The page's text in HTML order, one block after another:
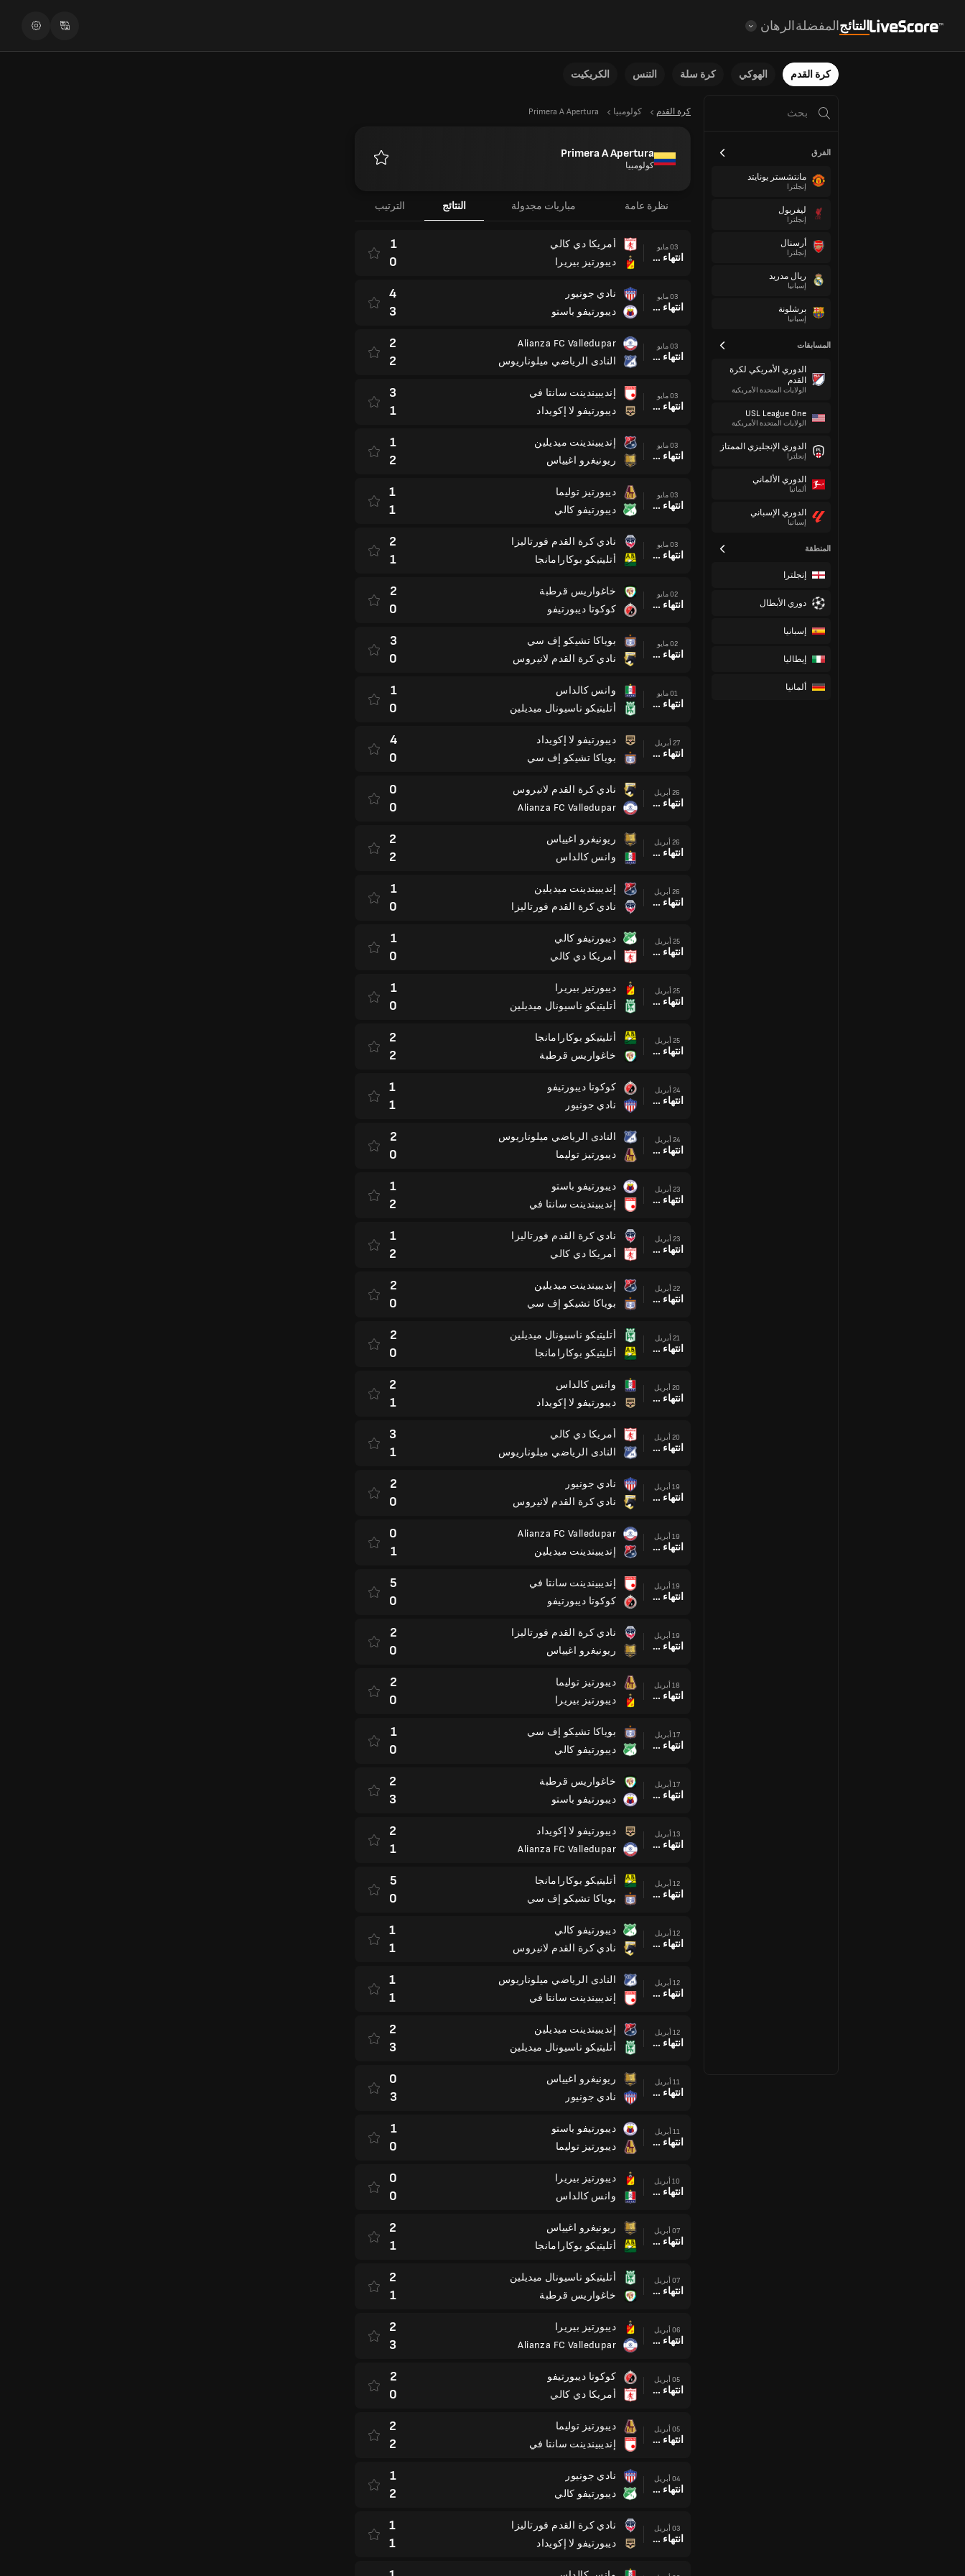
النتائجالمفضلةالرهان
كرة القدم الهوكي كرة سلة التنس الكريكيت
الفرق
مانتشستر يونايتد
إنجلترا
ليفربول
إنجلترا
أرسنال
إنجلترا
ريال مدريد
إسبانيا
برشلونة
إسبانيا
المسابقات
الدوري الأمريكي لكرة
القدم
الولايات المتحدة الأمريكية
USL League One
الولايات المتحدة الأمريكية
الدوري الإنجليزي الممتاز
إنجلترا
الدوري الألماني
ألمانيا
الدوري الإسباني
إسبانيا
المنطقة
إنجلترا
دوري الأبطال
إسبانيا
إيطاليا
ألمانيا
كرة القدم كولومبيا Primera A Apertura
Primera A Apertura
كولومبيا
نظرة عامة مباريات مجدولة النتائج الترتيب
03 مايو
انتهاء وقت المباراة
أمريكا دي كالي
ديبورتيز بيريرا
1
0
03 مايو
انتهاء وقت المباراة
نادي جونيور
ديبورتيفو باستو
4
3
03 مايو
انتهاء وقت المباراة
Alianza FC Valledupar
النادى الرياضي ميلوناريوس
2
2
03 مايو
انتهاء وقت المباراة
إنديبيندينت سانتا في
ديبورتيفو لا إكويداد
3
1
03 مايو
انتهاء وقت المباراة
إنديبيندينت ميديلين
ريونيغرو اغيياس
1
2
03 مايو
انتهاء وقت المباراة
ديبورتيز توليما
ديبورتيفو كالي
1
1
03 مايو
انتهاء وقت المباراة
نادي كرة القدم فورتاليزا
أتليتيكو بوكارامانجا
2
1
02 مايو
انتهاء وقت المباراة
خاغواريس قرطبة
كوكوتا ديبورتيفو
2
0
02 مايو
انتهاء وقت المباراة
بوياكا تشيكو إف سي
نادي كرة القدم لانيروس
3
0
01 مايو
انتهاء وقت المباراة
وانس كالداس
أتليتيكو ناسيونال ميديلين
1
0
27 أبريل
انتهاء وقت المباراة
ديبورتيفو لا إكويداد
بوياكا تشيكو إف سي
4
0
26 أبريل
انتهاء وقت المباراة
نادي كرة القدم لانيروس
Alianza FC Valledupar
0
0
26 أبريل
انتهاء وقت المباراة
ريونيغرو اغيياس
وانس كالداس
2
2
26 أبريل
انتهاء وقت المباراة
إنديبيندينت ميديلين
نادي كرة القدم فورتاليزا
1
0
25 أبريل
انتهاء وقت المباراة
ديبورتيفو كالي
أمريكا دي كالي
1
0
25 أبريل
انتهاء وقت المباراة
ديبورتيز بيريرا
أتليتيكو ناسيونال ميديلين
1
0
25 أبريل
انتهاء وقت المباراة
أتليتيكو بوكارامانجا
خاغواريس قرطبة
2
2
24 أبريل
انتهاء وقت المباراة
كوكوتا ديبورتيفو
نادي جونيور
1
1
24 أبريل
انتهاء وقت المباراة
النادى الرياضي ميلوناريوس
ديبورتيز توليما
2
0
23 أبريل
انتهاء وقت المباراة
ديبورتيفو باستو
إنديبيندينت سانتا في
1
2
23 أبريل
انتهاء وقت المباراة
نادي كرة القدم فورتاليزا
أمريكا دي كالي
1
2
22 أبريل
انتهاء وقت المباراة
إنديبيندينت ميديلين
بوياكا تشيكو إف سي
2
0
21 أبريل
انتهاء وقت المباراة
أتليتيكو ناسيونال ميديلين
أتليتيكو بوكارامانجا
2
0
20 أبريل
انتهاء وقت المباراة
وانس كالداس
ديبورتيفو لا إكويداد
2
1
20 أبريل
انتهاء وقت المباراة
أمريكا دي كالي
النادى الرياضي ميلوناريوس
3
1
19 أبريل
انتهاء وقت المباراة
نادي جونيور
نادي كرة القدم لانيروس
2
0
19 أبريل
انتهاء وقت المباراة
Alianza FC Valledupar
إنديبيندينت ميديلين
0
1
19 أبريل
انتهاء وقت المباراة
إنديبيندينت سانتا في
كوكوتا ديبورتيفو
5
0
19 أبريل
انتهاء وقت المباراة
نادي كرة القدم فورتاليزا
ريونيغرو اغيياس
2
0
18 أبريل
انتهاء وقت المباراة
ديبورتيز توليما
ديبورتيز بيريرا
2
0
17 أبريل
انتهاء وقت المباراة
بوياكا تشيكو إف سي
ديبورتيفو كالي
1
0
17 أبريل
انتهاء وقت المباراة
خاغواريس قرطبة
ديبورتيفو باستو
2
3
13 أبريل
انتهاء وقت المباراة
ديبورتيفو لا إكويداد
Alianza FC Valledupar
2
1
12 أبريل
انتهاء وقت المباراة
أتليتيكو بوكارامانجا
بوياكا تشيكو إف سي
5
0
12 أبريل
انتهاء وقت المباراة
ديبورتيفو كالي
نادي كرة القدم لانيروس
1
1
12 أبريل
انتهاء وقت المباراة
النادى الرياضي ميلوناريوس
إنديبيندينت سانتا في
1
1
12 أبريل
انتهاء وقت المباراة
إنديبيندينت ميديلين
أتليتيكو ناسيونال ميديلين
2
3
11 أبريل
انتهاء وقت المباراة
ريونيغرو اغيياس
نادي جونيور
0
3
11 أبريل
انتهاء وقت المباراة
ديبورتيفو باستو
ديبورتيز توليما
1
0
10 أبريل
انتهاء وقت المباراة
ديبورتيز بيريرا
وانس كالداس
0
0
07 أبريل
انتهاء وقت المباراة
ريونيغرو اغيياس
أتليتيكو بوكارامانجا
2
1
07 أبريل
انتهاء وقت المباراة
أتليتيكو ناسيونال ميديلين
خاغواريس قرطبة
2
1
06 أبريل
انتهاء وقت المباراة
ديبورتيز بيريرا
Alianza FC Valledupar
2
3
05 أبريل
انتهاء وقت المباراة
كوكوتا ديبورتيفو
أمريكا دي كالي
2
0
05 أبريل
انتهاء وقت المباراة
ديبورتيز توليما
إنديبيندينت سانتا في
2
2
04 أبريل
انتهاء وقت المباراة
نادي جونيور
ديبورتيفو كالي
1
2
03 أبريل
انتهاء وقت المباراة
نادي كرة القدم فورتاليزا
ديبورتيفو لا إكويداد
1
1